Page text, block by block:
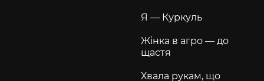
Я — Куркуль
Жінка в агро — до
щастя
Хвала рукам, що